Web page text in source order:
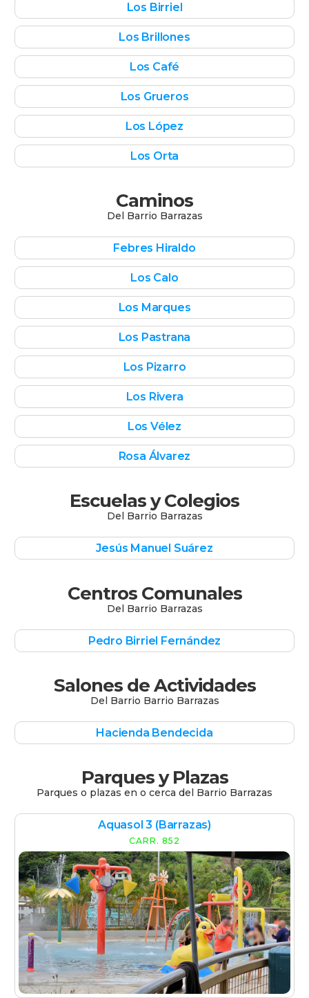
Los Birriel
Los Brillones
Los Café
Los Grueros
Los López
Los Orta
Caminos
Del Barrio Barrazas
Febres Hiraldo
Los Calo
Los Marques
Los Pastrana
Los Pizarro
Los Rivera
Los Vélez
Rosa Álvarez
Escuelas y Colegios
Del Barrio Barrazas
Jesús Manuel Suárez
Centros Comunales
Del Barrio Barrazas
Pedro Birriel Fernández
Salones de Actividades
Del Barrio Barrio Barrazas
Hacienda Bendecida
Parques y Plazas
Parques o plazas en o cerca del Barrio Barrazas
Aquasol 3 (Barrazas)
CARR. 852